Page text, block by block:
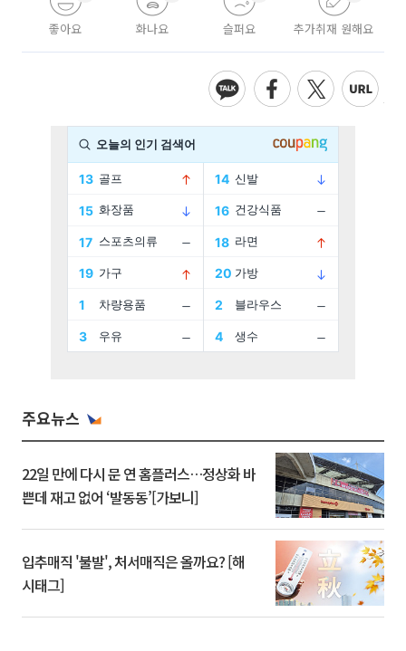
좋아요 화나요 슬퍼요 추가취재 원해요
주요뉴스
22일 만에 다시 문 연 홈플러스…정상화 바
쁜데 재고 없어 ‘발동동’[가보니]
입추매직 '불발', 처서매직은 올까요? [해
시태그]